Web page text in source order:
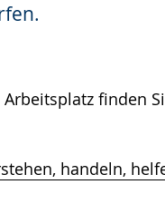
finden
handeln,